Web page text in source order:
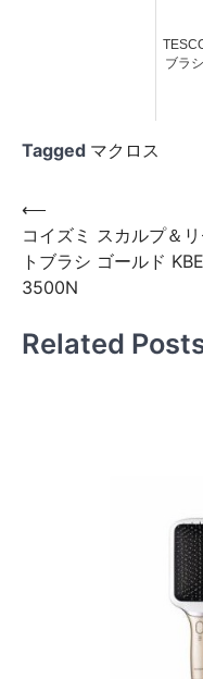
ブラ
Tagged マクロス
投
稿
ナ
ゲ
⟵
コイズミ スカルプ＆
トブラシ ゴールド
3500N
Related